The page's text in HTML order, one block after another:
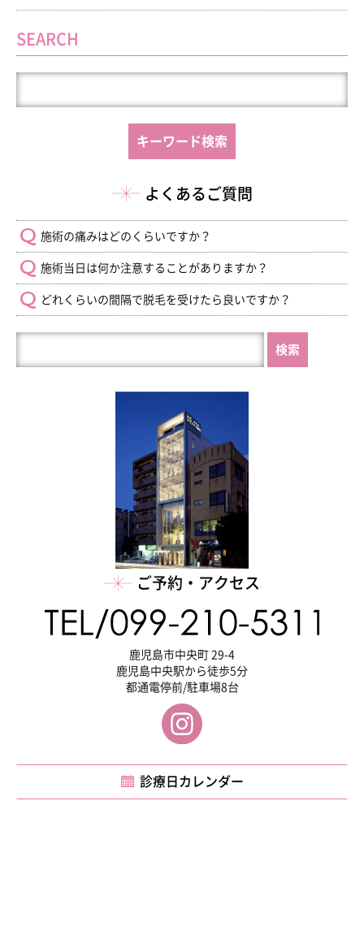
SEARCH
よくあるご質問
施術の痛みはどのくらいですか？
施術当日は何か注意することがありますか？
どれくらいの間隔で脱毛を受けたら良いですか？
HP
検
ご予約・アクセス
鹿児島市中央町 29-4
鹿児島中央駅から徒歩5分
都通電停前/駐車場8台
診療日カレンダー